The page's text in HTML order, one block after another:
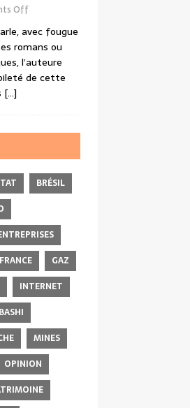
Off
avec fougue
romans ou
l’auteure
de cette
[…]
BRÉSIL
FRANCE
GAZ
INTERNET
MINES
OPINION